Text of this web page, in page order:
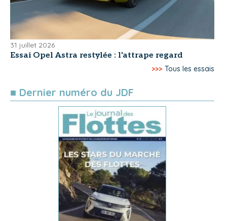
31 juillet 2026
Essai Opel Astra restylée : l'attrape regard
>>> Tous les essais
■ Dernier numéro du JDF